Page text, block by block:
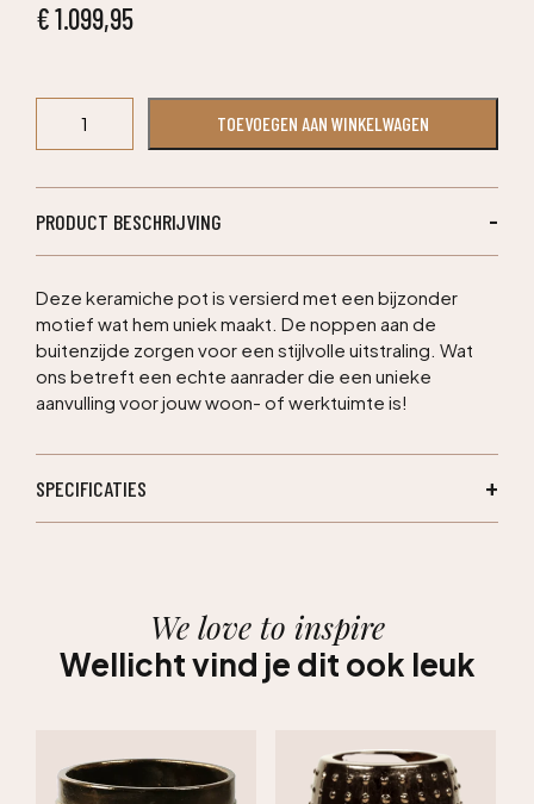
€1.099,95
Green
TOEVOEGEN AAN WINKELWAGEN
PRODUCT BESCHRIJVING
Deze keramiche pot is versierd met een bijzonder
motief wat hem uniek maakt. De noppen aan de
buitenzijde zorgen voor een stijlvolle uitstraling. Wat
ons betreft een echte aanrader die een unieke
aanvulling voor jouw woon- of werktuimte is!
SPECIFICATIES
We love to inspire
Wellicht vind je dit ook leuk